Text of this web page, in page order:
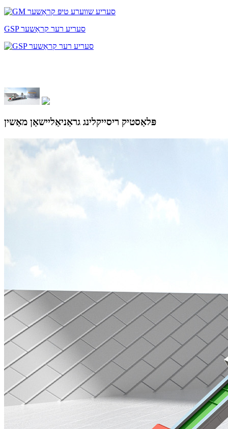
GSP סעריע רער קראַשער
פּלאַסטיק ריסייקלינג גראַניאַליישאַן מאַשין